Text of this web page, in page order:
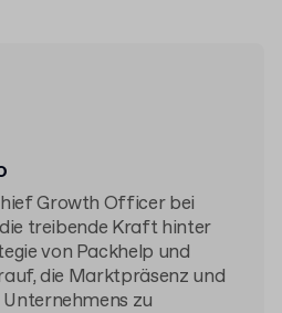
Growth Officer bei
treibende Kraft hinter
von Packhelp und
die Marktpräsenz und
zu